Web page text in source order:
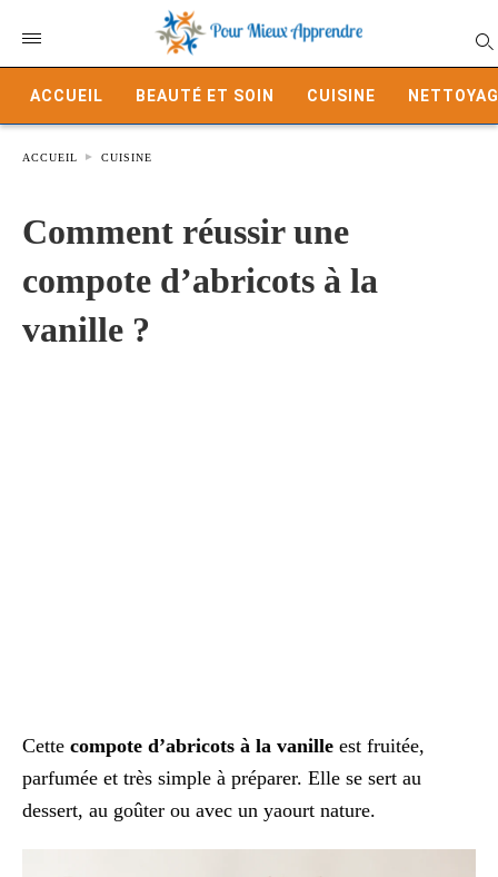
ACCUEIL BEAUTÉ ET SOIN CUISINE
ACCUEIL CUISINE
Comment réussir une
compote d’abricots à la
vanille ?
Cette compote d’abricots à la vanille est fruitée,
parfumée et très simple à préparer. Elle se sert au
dessert, au goûter ou avec un yaourt nature.